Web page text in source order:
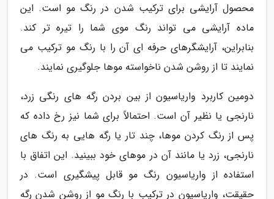
محصول آرایشی برای ترکیب شدن در رنگ مو است. این
ماده آرایشی می تواند رنگ موی شما را تیره تر کند.
بنابراین، آرایشگرهای حرفه ای آن را با رنگ مو ترکیب می
نمایند تا از روشن شدن ناخواسته موها جلوگیری نمایند.
دومین کاربرد واریاسیون از بین بردن رگه های رنگی زرد،
نارنجی یا نظیر آن است. احتمالاً برای شما نیز رخ داده که
پس از رنگ کردن موها، چند تار یا رگه هایی به رنگ های
نارنجی، زرد یا مانند آن در موهای خود ببینید. این اتفاق با
استفاده از واریاسیون رنگ مو قابل پیشگیری است. در
حقیقت، واریاسیون در ترکیب با رنگ مو از روشن شدن رگه